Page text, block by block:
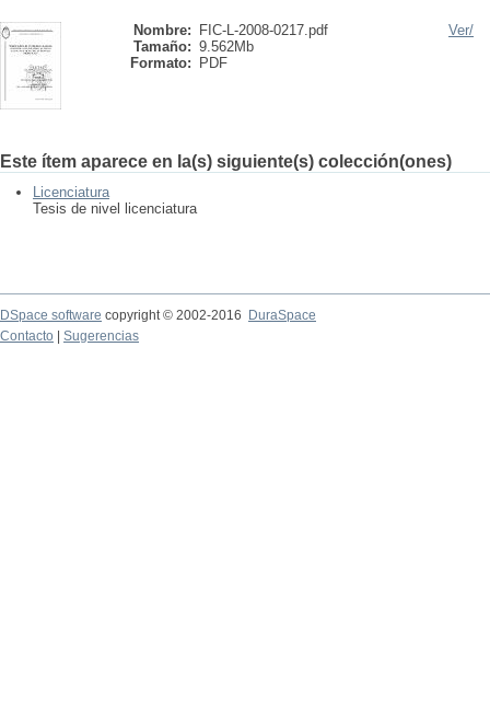
Nombre:
FIC-L-2008-0217.pdf
Tamaño: 9.562Mb
Formato:
PDF
Ver/
Este ítem aparece en la(s) siguiente(s) colección(ones)
Licenciatura
Tesis de nivel licenciatura
DSpace software copyright © 2002-2016
DuraSpace
Contacto
Sugerencias